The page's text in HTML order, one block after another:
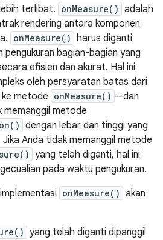
terlibat. onMeasure() adalah
rendering antara komponen
onMeasure() harus diganti
bagian-bagian yang
efisien dan akurat. Hal ini
oleh persyaratan batas dari
metode onMeasure() —dan
metode
dengan lebar dan tinggi yang
Anda tidak memanggil metode
yang telah diganti, hal ini
pada waktu pengukuran.
onMeasure() akan
yang telah diganti dipanggil